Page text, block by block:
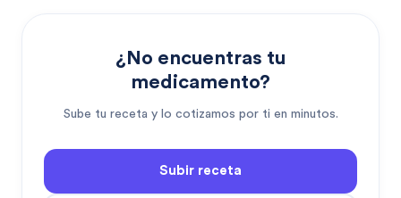
¿No encuentras tu
medicamento?
Sube tu receta y lo cotizamos por ti en minutos.
Subir receta